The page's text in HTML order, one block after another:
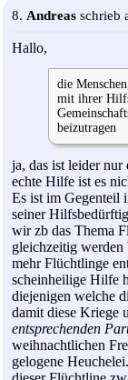
8. Andreas schrieb
Hallo,
die
mit ihrer
beizutragen
ja, das ist leider
echte Hilfe ist es
Es ist im Gegenteil
seiner
wir zb das Thema
gleichzeitig werden
mehr Flüchtlinge
scheinheilige Hilfe
diejenigen welche
damit diese Kriege
entsprechenden
weihnachtlichen
gelogene